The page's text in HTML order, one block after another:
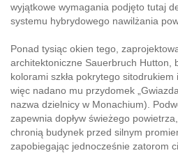
wyjątkowe wymagania podjęto tutaj
systemu hybrydowego nawilżania
Ponad tysiąc okien tego,
architektoniczne Sauerbruch Hutton,
kolorami szkła pokrytego
więc nadano mu przydomek
nazwa dzielnicy w Monachium).
zapewnia dopływ świeżego
chronią budynek przed silnym
zapobiegając jednocześnie zatorom